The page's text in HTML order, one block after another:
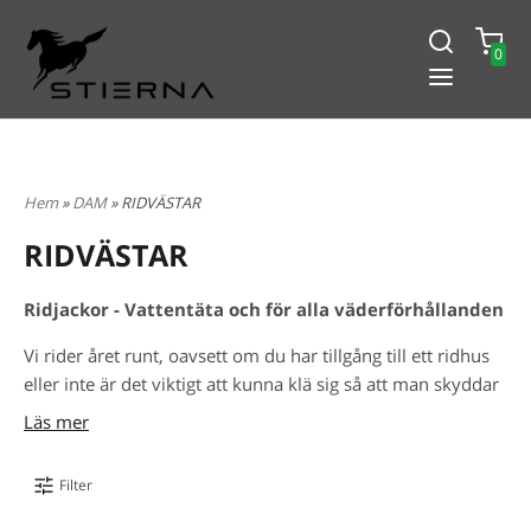
0
Hem»DAM» RIDVÄSTAR
RIDVÄSTAR
Ridjackor - Vattentäta och för alla väderförhållanden
Vi rider året runt, oavsett om du har tillgång till ett ridhus
eller inte är det viktigt att kunna klä sig så att man skyddar
sig mot vind, regn och kyla. Vi erbjuder ridjackor för dam
döljer sig mängder av genomtänkta detaljer och
funktionella material som är anpassade för ridning. Våra
Läs mer
Filter